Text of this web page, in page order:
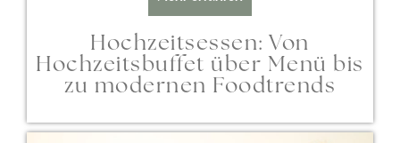
Hochzeitsessen: Von
Hochzeitsbuffet über Menü bis
zu modernen Foodtrends